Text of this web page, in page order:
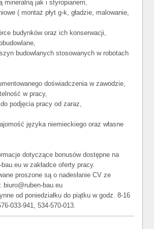
mineralną jak i styropianem,
( montaż płyt g-k, gładzie, malowanie,
budynków oraz ich konserwacji,
budowlanych stosowanych w robotach
doświadczenia w zawodzie,
w pracy,
podjęcia pracy od zaraz,
języka niemieckiego oraz własne
dotyczące bonusów dostępne na
w zakładce oferty pracy.
proszone są o nadesłanie CV ze
bau.eu
od poniedziałku do piątku w godz. 8-16
033-941, 534-570-013.